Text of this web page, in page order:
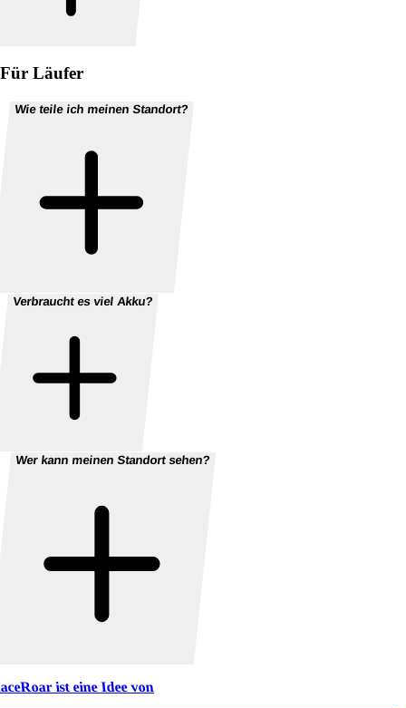
Für Läufer
Wie teile ich meinen Standort?
Verbraucht es viel Akku?
Wer kann meinen Standort sehen?
ist eine Idee von